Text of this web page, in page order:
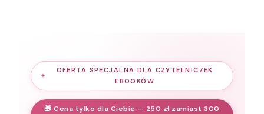
OFERTA SPECJALNA DLA CZYTELNICZEK
EBOOKÓW
🎁 Cena tylko dla Ciebie — 250 zł zamiast 300